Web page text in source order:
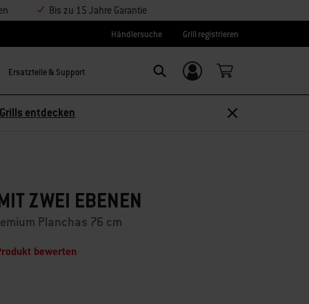
Bis zu 15 Jahre Garantie
Händlersuche Grill registrieren
Ersatzteile & Support
Einloggen/
Weber-ID
Grills entdecken
ZWEI EBENEN
Planchas 76 cm
bewerten